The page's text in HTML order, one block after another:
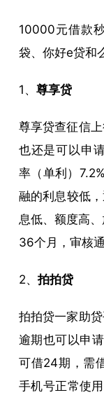
10000元借款
袋、你好e贷和
1、 尊享贷
尊享贷查征信
也还是可以申
率（单利）
融的利息较低
息低、额度高
36个月，审核
2、 拍拍贷
拍拍贷一家助
逾期也可以申
可借24期，需
手机号正常使